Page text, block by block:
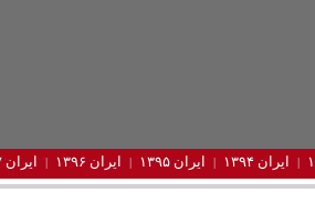
ایران ۱۳۹۴ ایران ۱۳۹۵ ایران ۱۳۹۶ ایران ۱۳۹۷